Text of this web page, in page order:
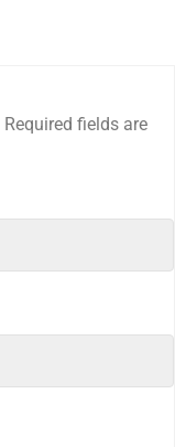
Required fields are